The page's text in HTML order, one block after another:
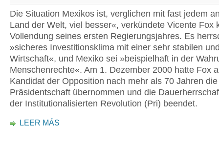
Die Situation Mexikos ist, verglichen mit fast jedem
Land der Welt, viel besser«, verkündete Vicente Fox
Vollendung seines ersten Regierungsjahres. Es
»sicheres Investitionsklima mit einer sehr stabilen
Wirtschaft«, und Mexiko sei »beispielhaft in der
Menschenrechte«. Am 1. Dezember 2000 hatte Fox
Kandidat der Opposition nach mehr als 70 Jahren die
Präsidentschaft übernommen und die
der Institutionalisierten Revolution (Pri) beendet.
LEER MÁS